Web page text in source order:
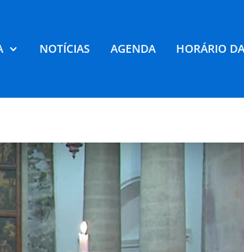
NOTÍCIAS AGENDA HORÁRIO